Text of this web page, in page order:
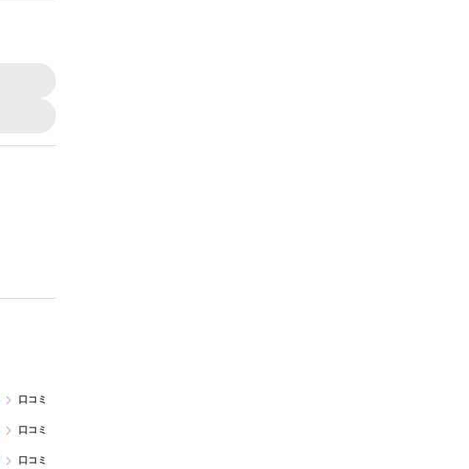
口コミ
口コミ
口コミ